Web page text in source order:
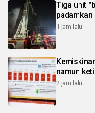
Tiga unit
padamkan
1 jam lalu
namun
2 jam lalu